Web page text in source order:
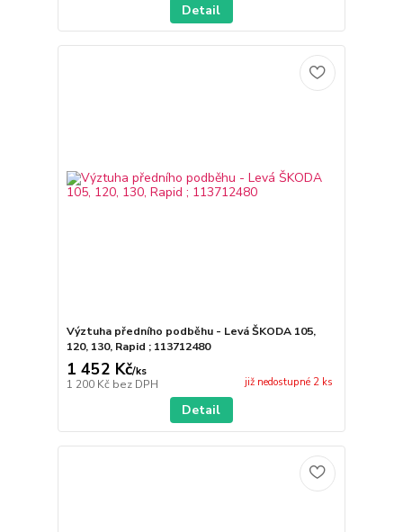
Detail
Výztuha předního podběhu - Levá ŠKODA 105,
120, 130, Rapid ; 113712480
1 452 Kč/ks
1 200 Kč bez DPH již nedostupné 2 ks
Detail